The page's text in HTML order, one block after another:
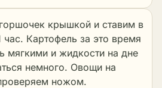
крышкой и ставим в
час. Картофель за это время
мягкими и жидкости на дне
немного. Овощи на
ножом.